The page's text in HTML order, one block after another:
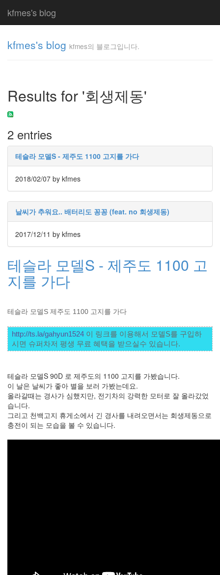
kfmes's blog
kfmes's blog kfmes의 블로그입니다.
Results for '회생제동'
2 entries
테슬라 모델S - 제주도 1100 고지를 가다
2018/02/07 by kfmes
날씨가 추워요.. 배터리도 꽁꽁 (feat. no 회생제동)
2017/12/11 by kfmes
테슬라 모델S - 제주도 1100 고
지를 가다
테슬라 모델S 제주도 1100 고지를 가다
http://ts.la/gahyun1524 이 링크를 이용해서 모델S를 구입하
시면 슈퍼차저 평생 무료 혜택을 받으실수 있습니다.
테슬라 모델S 90D 로 제주도의 1100 고지를 가봤습니다.
이 날은 날씨가 좋아 별을 보러 가봤는데요.
올라갈때는 경사가 심했지만, 전기차의 강력한 모터로 잘 올라갔었
습니다.
그리고 천백고지 휴게소에서 긴 경사를 내려오면서는 회생제동으로
충전이 되는 모습을 볼 수 있습니다.
입니
다.
kfmes
Tag
Cloud
kfmes
JateON
테
슬
Java
자
테
온
델
전
ubuntu
PSP
Linux
90D